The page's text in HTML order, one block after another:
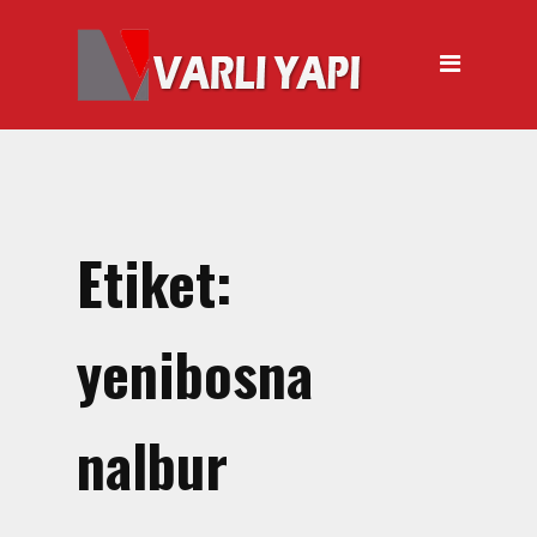
ANASAYFA
HAKKIMIZDA
Tabancası
El Arabası Satışı – Toptan,
Perakende Satış
İnşaat Küreği
Etiket:
yenibosna
nalbur